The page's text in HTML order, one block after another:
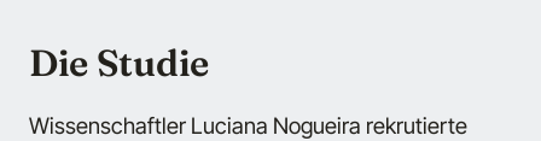
Die Studie
Wissenschaftler Luciana Nogueira rekrutierte